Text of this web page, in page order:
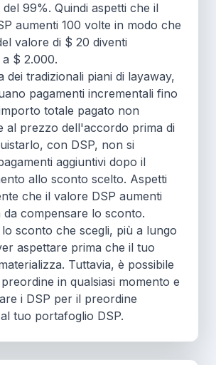
99%. Quindi aspetti che il
aumenti 100 volte in modo che
valore di $ 20 diventi
$ 2.000.
dei tradizionali piani di layaway,
pagamenti incrementali fino
totale pagato non
al prezzo dell'accordo prima di
con DSP, non si
aggiuntivi dopo il
allo sconto scelto. Aspetti
che il valore DSP aumenti
da compensare lo sconto.
sconto che scegli, più a lungo
aspettare prima che il tuo
Tuttavia, è possibile
in qualsiasi momento e
i DSP per il preordine
tuo portafoglio DSP.